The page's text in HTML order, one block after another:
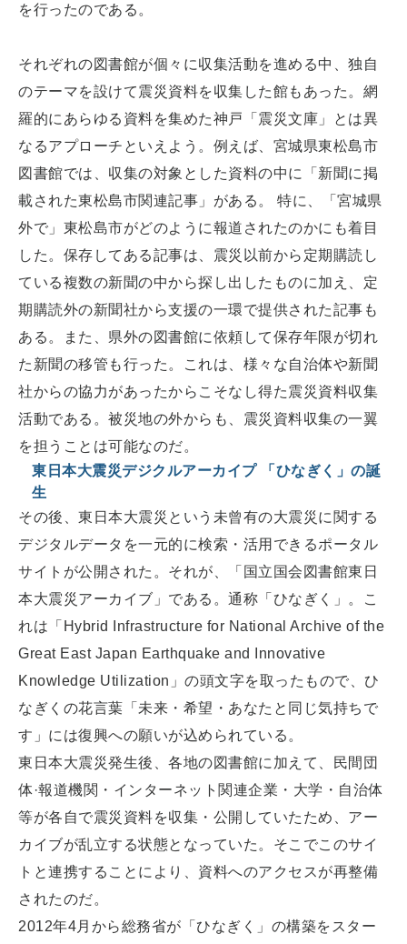
を行ったのである。
それぞれの図書館が個々に収集活動を進める中、独自
のテーマを設けて震災資料を収集した館もあった。網
羅的にあらゆる資料を集めた神戸「震災文庫」とは異
なるアプローチといえよう。例えば、宮城県東松島市
図書館では、収集の対象とした資料の中に「新聞に掲
載された東松島市関連記事」がある。 特に、「宮城県
外で」東松島市がどのように報道されたのかにも着目
した。保存してある記事は、震災以前から定期購読し
ている複数の新聞の中から探し出したものに加え、定
期購読外の新聞社から支援の一環で提供された記事も
ある。また、県外の図書館に依頼して保存年限が切れ
た新聞の移管も行った。これは、様々な自治体や新聞
社からの協力があったからこそなし得た震災資料収集
活動である。被災地の外からも、震災資料収集の一翼
を担うことは可能なのだ。
東日本大震災デジクルアーカイプ 「ひなぎく」の誕
生
その後、東日本大震災という未曾有の大震災に関する
デジタルデータを一元的に検索・活用できるポータル
サイトが公開された。それが、「国立国会図書館東日
本大震災アーカイブ」である。通称「ひなぎく」。こ
れは「Hybrid Infrastructure for National Archive of the
Great East Japan Earthquake and Innovative
Knowledge Utilization」の頭文字を取ったもので、ひ
なぎくの花言葉「未来・希望・あなたと同じ気持ちで
す」には復興への願いが込められている。
東日本大震災発生後、各地の図書館に加えて、民間団
体·報道機関・インターネット関連企業・大学・自治体
等が各自で震災資料を収集・公開していたため、アー
カイブが乱立する状態となっていた。そこでこのサイ
トと連携することにより、資料へのアクセスが再整備
されたのだ。
2012年4月から総務省が「ひなぎく」の構築をスター